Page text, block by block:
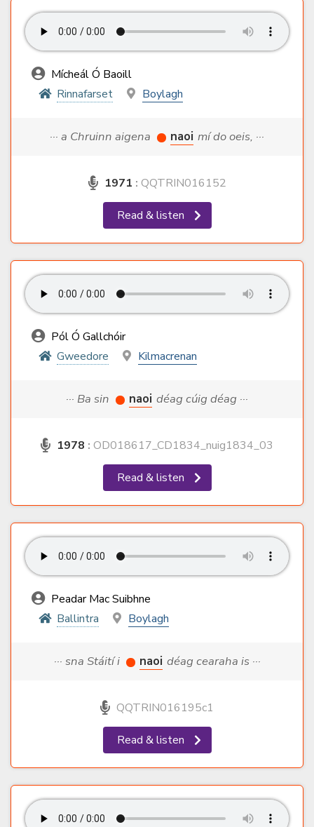
Mícheál Ó Baoill
Rinnafarset
Boylagh
··· a Chruinn aigena naoi mí do oeis, ···
1971 : QQTRIN016152
Read & listen
Pól Ó Gallchóir
Gweedore
Kilmacrenan
··· Ba sin naoi déag cúig déag ···
1978 : OD018617_CD1834_nuig1834_03
Read & listen
Peadar Mac Suibhne
Ballintra
Boylagh
··· sna Stáití i naoi déag cearaha is ···
QQTRIN016195c1
Read & listen